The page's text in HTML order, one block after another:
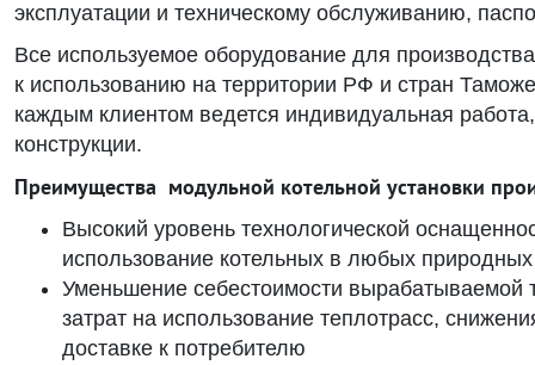
эксплуатации и техническому обслуживанию,
Все используемое оборудование для
к использованию на территории РФ и стран
каждым клиентом ведется индивидуальная
конструкции.
Преимущества модульной котельной установки
Высокий уровень технологической
использование котельных в любых
Уменьшение себестоимости вырабатываемой
затрат на использование теплотрасс,
доставке к потребителю